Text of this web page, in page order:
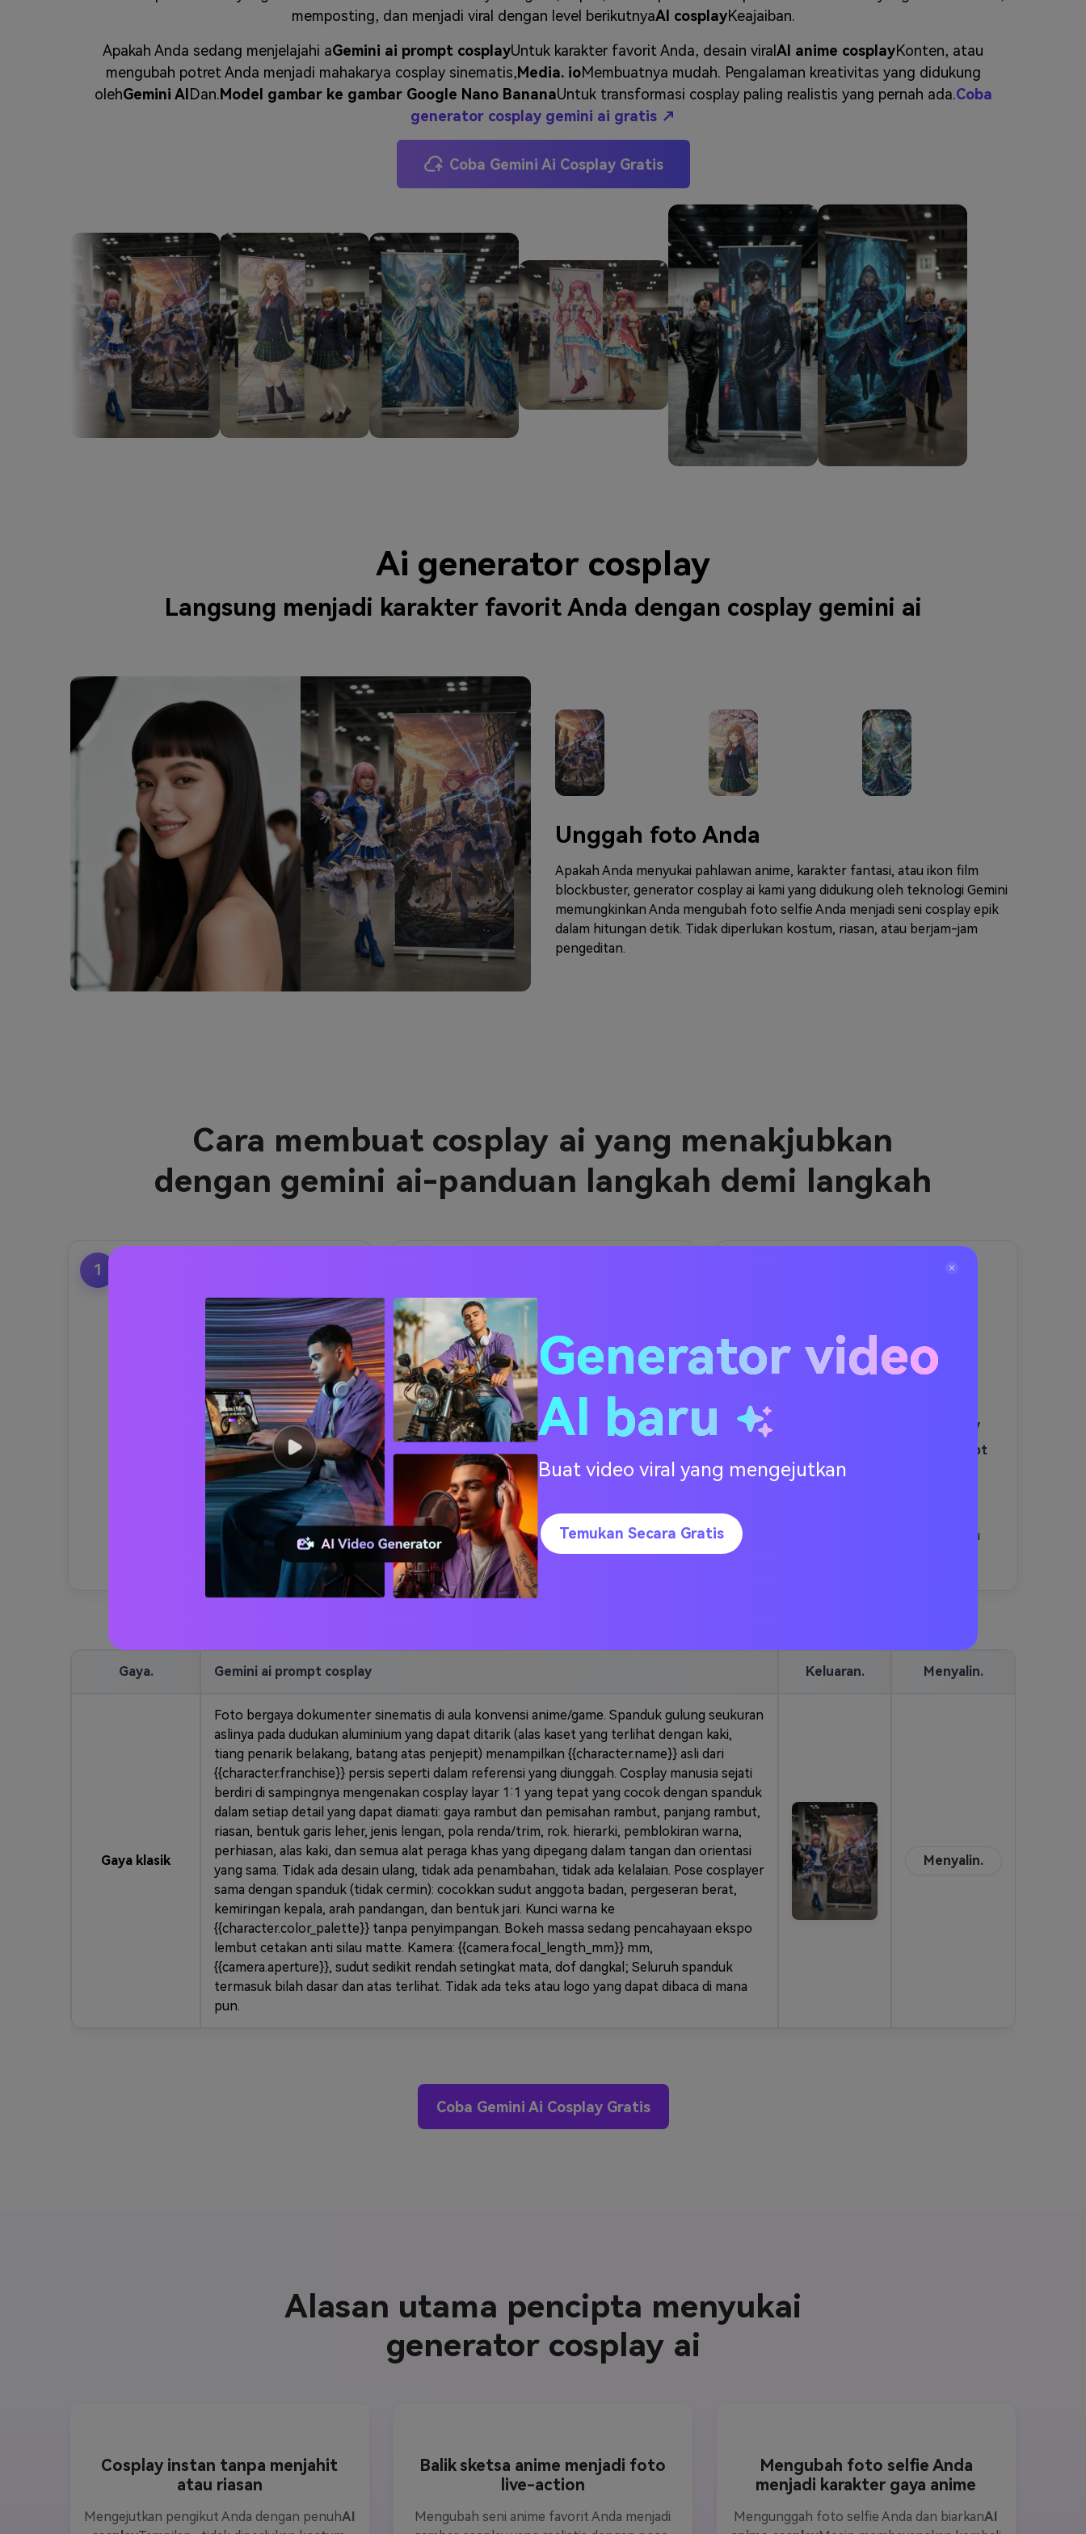
Veo3 Vidu Pixverse Hailuo Runway
Find More Solutions >>
memposting, dan menjadi viral dengan level berikutnyaAI cosplayKeajaiban.
Apakah Anda sedang menjelajahi aGemini ai prompt cosplayUntuk karakter favorit Anda, desain viral AI anime cosplayKonten, atau
mengubah potret Anda menjadi mahakarya cosplay sinematis,Media. ioMembuatnya mudah. Pengalaman kreativitas yang didukung
olehGemini AI Dan.Model gambar ke gambar Google Nano BananaUntuk transformasi cosplay paling realistis yang pernah ada.Coba
generator cosplay gemini ai gratis ↗
Coba Gemini Ai Cosplay Gratis
Ai generator cosplay
Langsung menjadi karakter favorit Anda dengan cosplay gemini ai
Unggah foto Anda
Apakah Anda menyukai pahlawan anime, karakter fantasi, atau ikon film
blockbuster, generator cosplay ai kami yang didukung oleh teknologi Gemini
memungkinkan Anda mengubah foto selfie Anda menjadi seni cosplay epik
dalam hitungan detik. Tidak diperlukan kostum, riasan, atau berjam-jam
pengeditan.
Cara membuat cosplay ai yang menakjubkan
dengan gemini ai-panduan langkah demi langkah
1
MengunjungiGenerator cosplay
.
• unggah foto selfie Anda (untuk
konversi cosplay)
• mengunggah gambar referensi
karakter atau anime
Ai generator cosplay Secara
otomatis mencocokkan pose dan
pencahayaan
Menambahkan detail
prompt cosplay
tampilan yang Anda inginkan:
• menggunakan istilah seperti
"Cosplay fotorealistis
anime ”, “Pencahayaan studio
• pada Generator cosplay
media.io ai, pilih
or
Pisang nano
• menyesuaikan realisme, resolusi,
penerangan, dan suasana hati
Menghasilkan, meninjau
membiarkan ai melakukan
keajaibannya:
AI anime cosplay
prompt
Gemini AI cosplay anime
bagikan di tiktok, Instagram, atau
Gaya. Gemini ai prompt cosplay Keluaran. Menyalin.
Gaya klasik
Foto bergaya dokumenter sinematis di aula konvensi anime/game. Spanduk gulung seukuran
aslinya pada dudukan aluminium yang dapat ditarik (alas kaset yang terlihat dengan kaki,
tiang penarik belakang, batang atas penjepit) menampilkan {{character.name}} asli dari
{{character.franchise}} persis seperti dalam referensi yang diunggah. Cosplay manusia sejati
berdiri di sampingnya mengenakan cosplay layar 1:1 yang tepat yang cocok dengan spanduk
dalam setiap detail yang dapat diamati: gaya rambut dan pemisahan rambut, panjang rambut,
riasan, bentuk garis leher, jenis lengan, pola renda/trim, rok. hierarki, pemblokiran warna,
perhiasan, alas kaki, dan semua alat peraga khas yang dipegang dalam tangan dan orientasi
yang sama. Tidak ada desain ulang, tidak ada penambahan, tidak ada kelalaian. Pose cosplayer
sama dengan spanduk (tidak cermin): cocokkan sudut anggota badan, pergeseran berat,
kemiringan kepala, arah pandangan, dan bentuk jari. Kunci warna ke
{{character.color_palette}} tanpa penyimpangan. Bokeh massa sedang pencahayaan ekspo
lembut cetakan anti silau matte. Kamera: {{camera.focal_length_mm}} mm,
{{camera.aperture}}, sudut sedikit rendah setingkat mata, dof dangkal; Seluruh spanduk
termasuk bilah dasar dan atas terlihat. Tidak ada teks atau logo yang dapat dibaca di mana
pun.
Menyalin.
Coba Gemini Ai Cosplay Gratis
Alasan utama pencipta menyukai
generator cosplay ai
Cosplay instan tanpa menjahit
atau riasan
Mengejutkan pengikut Anda dengan penuhAI
Balik sketsa anime menjadi foto
live-action
Mengubah seni anime favorit Anda menjadi
Mengubah foto selfie Anda
menjadi karakter gaya anime
Mengunggah foto selfie Anda dan biarkanAI
Generator video
AI baru
Buat video viral yang mengejutkan
Temukan Secara Gratis